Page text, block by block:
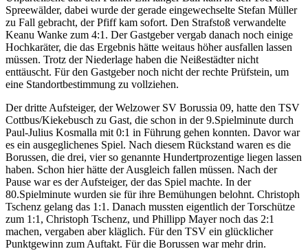
Spreewälder, dabei wurde der gerade eingewechselte Stefan Müller
zu Fall gebracht, der Pfiff kam sofort. Den Strafstoß verwandelte
Keanu Wanke zum 4:1. Der Gastgeber vergab danach noch einige
Hochkaräter, die das Ergebnis hätte weitaus höher ausfallen lassen
müssen. Trotz der Niederlage haben die Neißestädter nicht
enttäuscht. Für den Gastgeber noch nicht der rechte Prüfstein, um
eine Standortbestimmung zu vollziehen.
Der dritte Aufsteiger, der Welzower SV Borussia 09, hatte den TSV
Cottbus/Kiekebusch zu Gast, die schon in der 9.Spielminute durch
Paul-Julius Kosmalla mit 0:1 in Führung gehen konnten. Davor war
es ein ausgeglichenes Spiel. Nach diesem Rückstand waren es die
Borussen, die drei, vier so genannte Hundertprozentige liegen lassen
haben. Schon hier hätte der Ausgleich fallen müssen. Nach der
Pause war es der Aufsteiger, der das Spiel machte. In der
80.Spielminute wurden sie für ihre Bemühungen belohnt. Christoph
Tschenz gelang das 1:1. Danach mussten eigentlich der Torschütze
zum 1:1, Christoph Tschenz, und Phillipp Mayer noch das 2:1
machen, vergaben aber kläglich. Für den TSV ein glücklicher
Punktgewinn zum Auftakt. Für die Borussen war mehr drin.